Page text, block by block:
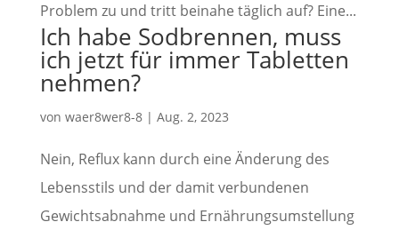
Problem zu und tritt beinahe täglich auf? Eine...
Ich habe Sodbrennen, muss
ich jetzt für immer Tabletten
nehmen?
von waer8wer8-8| Aug. 2, 2023
Nein, Reflux kann durch eine Änderung des
Lebensstils und der damit verbundenen
Gewichtsabnahme und Ernährungsumstellung